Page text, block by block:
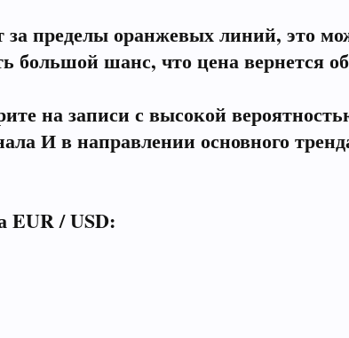
пределы оранжевых линий, это
большой шанс, что цена вернется
на записи с высокой
И в направлении основного
EUR / USD: